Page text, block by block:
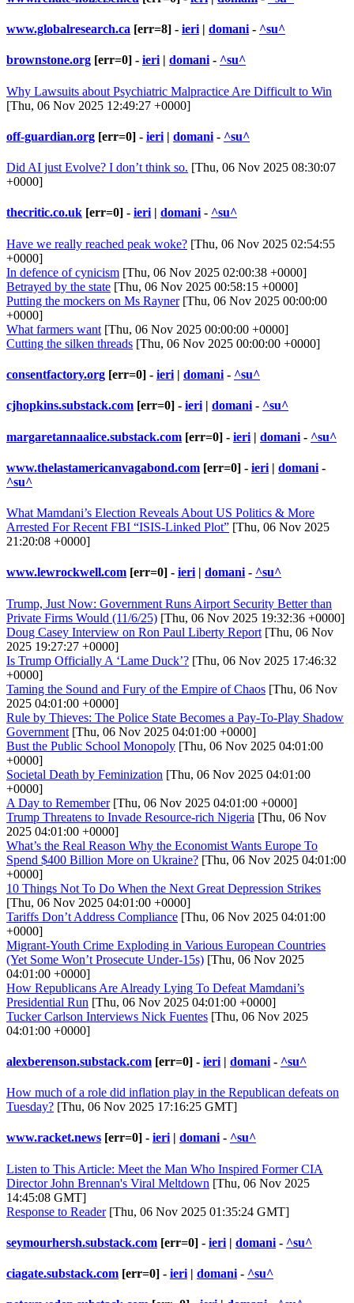
www.globalresearch.ca [err=8] - ieri | domani - ^su^
brownstone.org [err=0] - ieri| domani- ^su^
Why Lawsuits about Psychiatric Malpractice Are Difficult to Win
[Thu, 06 Nov 2025 12:49:27 +0000]
off-guardian.org [err=0] - ieri | domani - ^su^
Did AI just Evolve? I don’t think so. [Thu, 06 Nov 2025 08:30:07
+0000]
thecritic.co.uk [err=0] - ieri| domani- ^su^
Have we really reached peak woke? [Thu, 06 Nov 2025 02:54:55
+0000]
In defence of cynicism [Thu, 06 Nov 2025 02:00:38 +0000]
Betrayed by the state [Thu, 06 Nov 2025 00:58:15 +0000]
Putting the mockers on Ms Rayner[Thu, 06 Nov 2025 00:00:00
+0000]
What farmers want [Thu, 06 Nov 2025 00:00:00 +0000]
Cutting the silken threads [Thu, 06 Nov 2025 00:00:00 +0000]
consentfactory.org [err=0] - ieri | domani - ^su^
cjhopkins.substack.com [err=0] - ieri | domani - ^su^
margaretannaalice.substack.com [err=0] - ieri | domani - ^su^
www.thelastamericanvagabond.com [err=0] - ieri | domani -
^su^
What Mamdani’s Election Reveals About US Politics & More
Arrested For Recent FBI “ISIS-Linked Plot” [Thu, 06 Nov 2025
21:20:08 +0000]
www.lewrockwell.com [err=0] - ieri | domani - ^su^
Trump, Just Now: Government Runs Airport Security Better than
Private Firms Would (11/6/25) [Thu, 06 Nov 2025 19:32:36 +0000]
Doug Casey Interview on Ron Paul Liberty Report [Thu, 06 Nov
2025 19:27:27 +0000]
Is Trump Officially A ‘Lame Duck’? [Thu, 06 Nov 2025 17:46:32
+0000]
Taming the Sound and Fury of the Empire of Chaos [Thu, 06 Nov
2025 04:01:00 +0000]
Rule by Thieves: The Police State Becomes a Pay-To-Play Shadow
Government [Thu, 06 Nov 2025 04:01:00 +0000]
Bust the Public School Monopoly [Thu, 06 Nov 2025 04:01:00
+0000]
Societal Death by Feminization [Thu, 06 Nov 2025 04:01:00
+0000]
A Day to Remember[Thu, 06 Nov 2025 04:01:00 +0000]
Trump Threatens to Invade Resource-rich Nigeria [Thu, 06 Nov
2025 04:01:00 +0000]
What’s the Real Reason Why the Economist Wants Europe To
Spend $400 Billion More on Ukraine? [Thu, 06 Nov 2025 04:01:00
+0000]
10 Things Not To Do When the Next Great Depression Strikes
[Thu, 06 Nov 2025 04:01:00 +0000]
Tariffs Don’t Address Compliance [Thu, 06 Nov 2025 04:01:00
+0000]
Migrant-Youth Crime Exploding in Various European Countries
(Yet Some Won’t Prosecute Under-15s) [Thu, 06 Nov 2025
04:01:00 +0000]
How Republicans Are Already Lying To Defeat Mamdani’s
Presidential Run [Thu, 06 Nov 2025 04:01:00 +0000]
Tucker Carlson Interviews Nick Fuentes [Thu, 06 Nov 2025
04:01:00 +0000]
alexberenson.substack.com [err=0] - ieri | domani - ^su^
How much of a role did inflation play in the Republican defeats on
Tuesday? [Thu, 06 Nov 2025 17:16:25 GMT]
www.racket.news [err=0] - ieri | domani - ^su^
Listen to This Article: Meet the Man Who Inspired Former CIA
Director John Brennan's Viral Meltdown [Thu, 06 Nov 2025
14:45:08 GMT]
Response to Reader[Thu, 06 Nov 2025 01:35:24 GMT]
seymourhersh.substack.com [err=0] - ieri | domani - ^su^
ciagate.substack.com [err=0] - ieri | domani - ^su^